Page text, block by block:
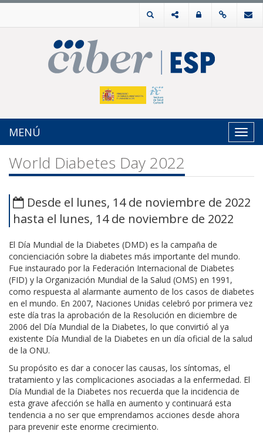
MENÚ
World Diabetes Day 2022
Desde el lunes, 14 de noviembre de 2022
hasta el lunes, 14 de noviembre de 2022
El Día Mundial de la Diabetes (DMD) es la campaña de
concienciación sobre la diabetes más importante del mundo.
Fue instaurado por la Federación Internacional de Diabetes
(FID) y la Organización Mundial de la Salud (OMS) en 1991,
como respuesta al alarmante aumento de los casos de diabetes
en el mundo. En 2007, Naciones Unidas celebró por primera vez
este día tras la aprobación de la Resolución en diciembre de
2006 del Día Mundial de la Diabetes, lo que convirtió al ya
existente Día Mundial de la Diabetes en un día oficial de la salud
de la ONU.
Su propósito es dar a conocer las causas, los síntomas, el
tratamiento y las complicaciones asociadas a la enfermedad. El
Día Mundial de la Diabetes nos recuerda que la incidencia de
esta grave afección se halla en aumento y continuará esta
tendencia a no ser que emprendamos acciones desde ahora
para prevenir este enorme crecimiento.